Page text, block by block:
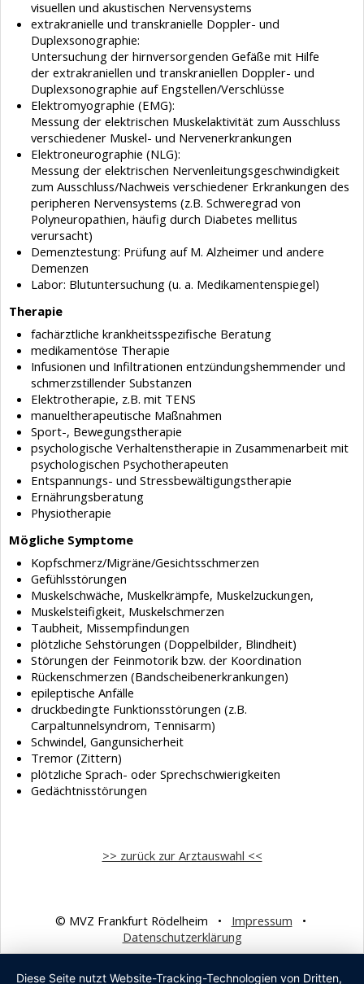
visuellen und akustischen Nervensystems
extrakranielle und transkranielle Doppler- und
Duplexsonographie:
Untersuchung der hirnversorgenden Gefäße mit Hilfe
der extrakraniellen und transkraniellen Doppler- und
Duplexsonographie auf Engstellen/Verschlüsse
Elektromyographie (EMG):
Messung der elektrischen Muskelaktivität zum Ausschluss
verschiedener Muskel- und Nervenerkrankungen
Elektroneurographie (NLG):
Messung der elektrischen Nervenleitungsgeschwindigkeit
zum Ausschluss/Nachweis verschiedener Erkrankungen des
peripheren Nervensystems (z.B. Schweregrad von
Polyneuropathien, häufig durch Diabetes mellitus
verursacht)
Demenztestung: Prüfung auf M. Alzheimer und andere
Demenzen
Labor: Blutuntersuchung (u. a. Medikamentenspiegel)
Therapie
fachärztliche krankheitsspezifische Beratung
medikamentöse Therapie
Infusionen und Infiltrationen entzündungshemmender und
schmerzstillender Substanzen
Elektrotherapie, z.B. mit TENS
manueltherapeutische Maßnahmen
Sport-, Bewegungstherapie
psychologische Verhaltenstherapie in Zusammenarbeit mit
psychologischen Psychotherapeuten
Entspannungs- und Stressbewältigungstherapie
Ernährungsberatung
Physiotherapie
Mögliche Symptome
Kopfschmerz/Migräne/Gesichtsschmerzen
Gefühlsstörungen
Muskelschwäche, Muskelkrämpfe, Muskelzuckungen,
Muskelsteifigkeit, Muskelschmerzen
Taubheit, Missempfindungen
plötzliche Sehstörungen (Doppelbilder, Blindheit)
Störungen der Feinmotorik bzw. der Koordination
Rückenschmerzen (Bandscheibenerkrankungen)
epileptische Anfälle
druckbedingte Funktionsstörungen (z.B.
Carpaltunnelsyndrom, Tennisarm)
Schwindel, Gangunsicherheit
Tremor (Zittern)
plötzliche Sprach- oder Sprechschwierigkeiten
Gedächtnisstörungen
>> zurück zur Arztauswahl <<
© MVZ Frankfurt Rödelheim • Impressum •
Datenschutzerklärung
Diese Seite nutzt Website-Tracking-Technologien von Dritten,